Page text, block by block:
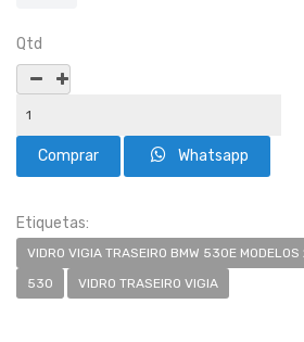
Qtd
Whatsapp
Etiquetas:
VIDRO VIGIA TRASEIRO BMW 530E
530
VIDRO TRASEIRO VIGIA